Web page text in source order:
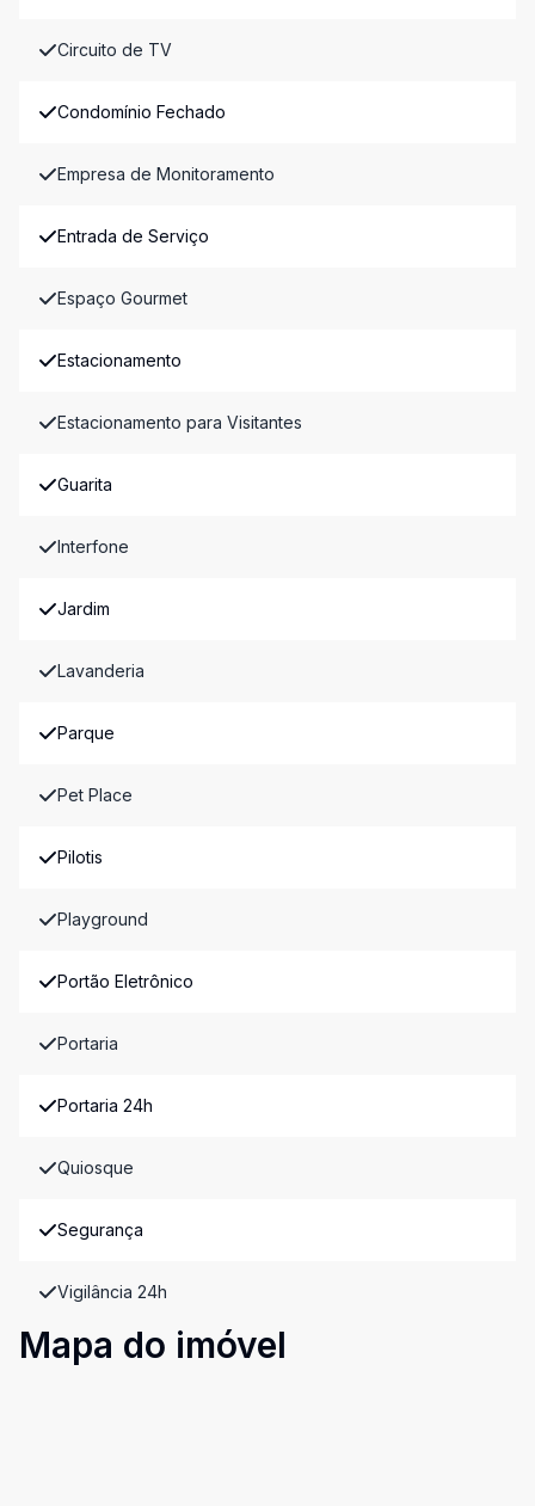
Circuito de TV
Condomínio Fechado
Empresa de Monitoramento
Entrada de Serviço
Espaço Gourmet
Estacionamento
Estacionamento para Visitantes
Guarita
Interfone
Jardim
Lavanderia
Parque
Pet Place
Pilotis
Playground
Portão Eletrônico
Portaria
Portaria 24h
Quiosque
Segurança
Vigilância 24h
Mapa do imóvel